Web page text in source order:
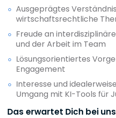
Ausgeprägtes
wirtschaftsrechtliche
Freude an
und der Arbeit im Team
Lösungsorientiertes
Engagement
Interesse und
Umgang mit KI-Tools für
Das erwartet Dich bei uns